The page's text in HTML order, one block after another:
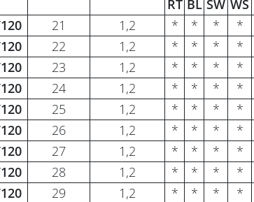
RT BL SW WS
21 1,2 * * * *
22 1,2 * * * *
23 1,2 * * * *
24 1,2 * * * *
25 1,2 * * * *
26 1,2 * * * *
27 1,2 * * * *
28 1,2 * * * *
29 1,2 * * * *